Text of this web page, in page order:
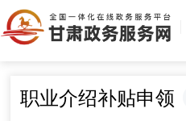
职业介绍补贴申领